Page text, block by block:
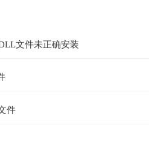
文件未正确安装
件